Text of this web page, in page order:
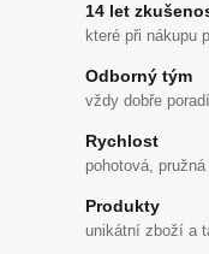
14 let
které při nákupu
Odborný tým
vždy dobře
Rychlost
pohotová,
Produkty
unikátní zboží a